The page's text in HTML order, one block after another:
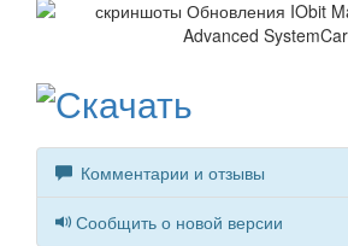
Комментарии и отзывы
Сообщить о новой версии